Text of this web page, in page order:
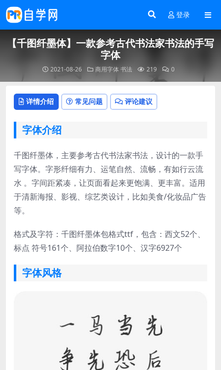
登录
【千图纤墨体】一款参考古代书法家书法的手写
字体
2021-08-26 商用字体书法 219 0
详情介绍 常见问题 评论建议
字体介绍
千图纤墨体，主要参考古代书法家书法，设计的一款手
写字体。字形纤细有力、运笔自然、流畅，有如行云流
水 。字间距紧凑，让页面看起来更饱满、更丰富。适用
于清新海报、影视、综艺类设计，比如美食/化妆品广告
等。
格式及字符：千图纤墨体包格式ttf，包含：西文52个、
标点 符号161个、阿拉伯数字10个、汉字6927个
字体风格